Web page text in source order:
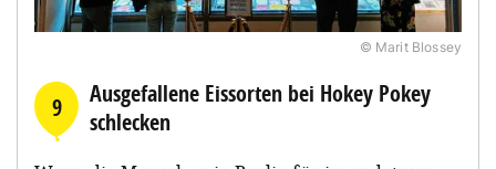
© Marit Blossey
9
Ausgefallene Eissorten bei Hokey Pokey
schlecken